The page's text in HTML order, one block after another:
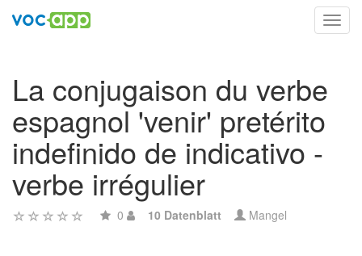
La conjugaison du verbe
espagnol 'venir' pretérito
indefinido de indicativo -
verbe irrégulier
0 10 Datenblatt Mangel